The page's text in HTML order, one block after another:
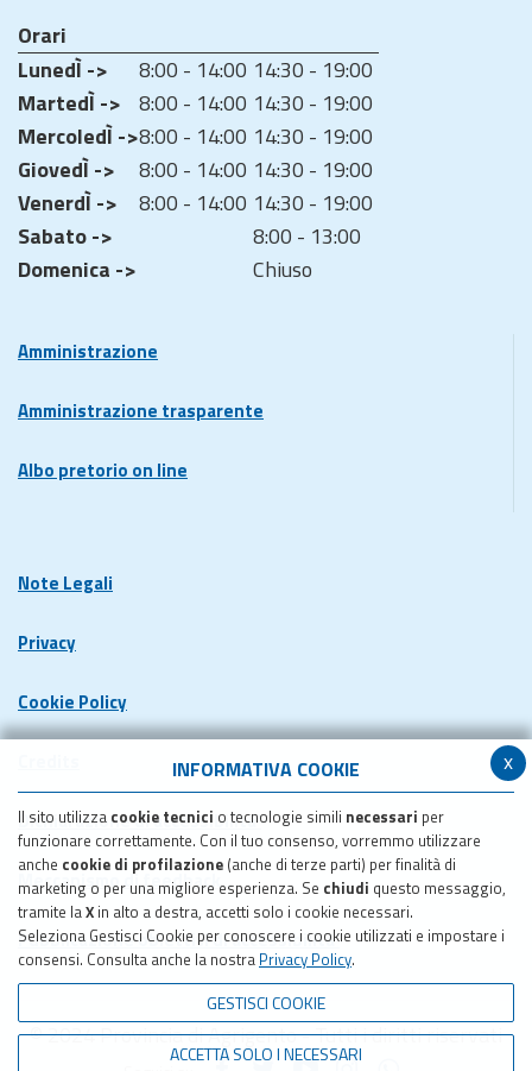
x
INFORMATIVA COOKIE
Il sito utilizza cookie tecnici o tecnologie simili necessari per
funzionare correttamente. Con il tuo consenso, vorremmo utilizzare
anche cookie di profilazione (anche di terze parti) per finalità di
marketing o per una migliore esperienza. Se chiudi questo messaggio,
tramite laX in alto a destra, accetti solo i cookie necessari.
Seleziona Gestisci Cookie per conoscere i cookie utilizzati e impostare i
consensi. Consulta anche la nostra Privacy Policy.
GESTISCI COOKIE
ACCETTA SOLO I NECESSARI
Orari
LunedÌ ->
8:00 - 14:00 14:30 - 19:00
MartedÌ -> 8:00 - 14:00 14:30 - 19:00
MercoledÌ ->8:00 - 14:00 14:30 - 19:00
GiovedÌ ->
8:00 - 14:00 14:30 - 19:00
VenerdÌ ->
8:00 - 14:00 14:30 - 19:00
Sabato ->
8:00 - 13:00
Domenica ->
Chiuso
Amministrazione
Amministrazione trasparente
Albo pretorio on line
Note Legali
Privacy
Cookie Policy
Dichiarazione di accessibilita'
Meccanismo di feedback
Pubblicazione obiettivi di accessibilita'
© 2024 Provincia di Agrigento - Tutti i diritti riservati